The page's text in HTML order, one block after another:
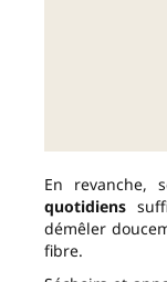
En revanche,
quotidiens
démêler
fibre.